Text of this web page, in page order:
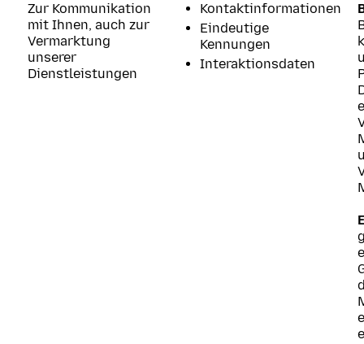
Zur Kommunikation
mit Ihnen, auch zur
Vermarktung
unserer
Dienstleistungen
Kontaktinformationen
Eindeutige
Kennungen
Interaktionsdaten